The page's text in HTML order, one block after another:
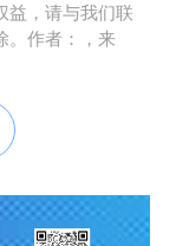
益，请与我们联
。作者：，来